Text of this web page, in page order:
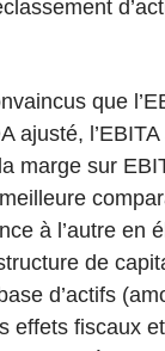
que
ajusté,
marge sur
à l’autre en
de
d’actifs
effets fiscaux